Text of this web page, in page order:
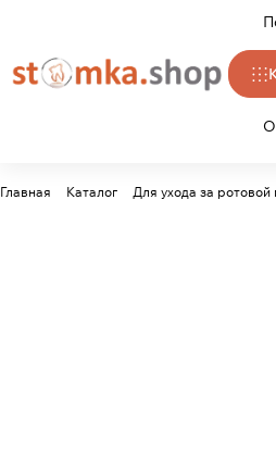
Главная Каталог Для ухода за ротовой